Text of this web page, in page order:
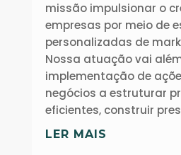
missão impulsionar o
empresas por meio de
personalizadas de
Nossa atuação vai
implementação de
negócios a estruturar
eficientes, construir
LER MAIS